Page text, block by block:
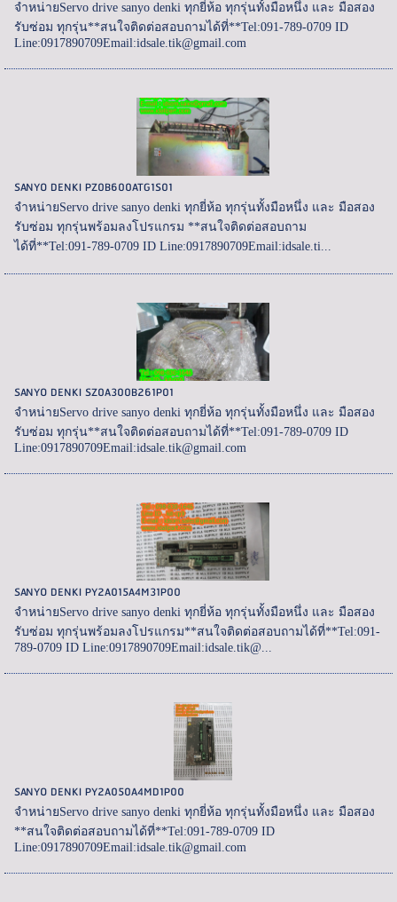
จำหน่ายServo drive sanyo denki ทุกยี่ห้อ ทุกรุ่นทั้งมือหนึ่ง และ มือสอง
รับซ่อม ทุกรุ่น**สนใจติดต่อสอบถามได้ที่**Tel:091-789-0709 ID
Line:0917890709Email:idsale.tik@gmail.com
SANYO DENKI PZ0B600ATG1S01
จำหน่ายServo drive sanyo denki ทุกยี่ห้อ ทุกรุ่นทั้งมือหนึ่ง และ มือสอง
รับซ่อม ทุกรุ่นพร้อมลงโปรแกรม **สนใจติดต่อสอบถาม
ได้ที่**Tel:091-789-0709 ID Line:0917890709Email:idsale.ti...
SANYO DENKI SZ0A300B261P01
จำหน่ายServo drive sanyo denki ทุกยี่ห้อ ทุกรุ่นทั้งมือหนึ่ง และ มือสอง
รับซ่อม ทุกรุ่น**สนใจติดต่อสอบถามได้ที่**Tel:091-789-0709 ID
Line:0917890709Email:idsale.tik@gmail.com
SANYO DENKI PY2A015A4M31P00
จำหน่ายServo drive sanyo denki ทุกยี่ห้อ ทุกรุ่นทั้งมือหนึ่ง และ มือสอง
รับซ่อม ทุกรุ่นพร้อมลงโปรแกรม**สนใจติดต่อสอบถามได้ที่**Tel:091-
789-0709 ID Line:0917890709Email:idsale.tik@...
SANYO DENKI PY2A050A4MD1P00
จำหน่ายServo drive sanyo denki ทุกยี่ห้อ ทุกรุ่นทั้งมือหนึ่ง และ มือสอง
**สนใจติดต่อสอบถามได้ที่**Tel:091-789-0709 ID
Line:0917890709Email:idsale.tik@gmail.com